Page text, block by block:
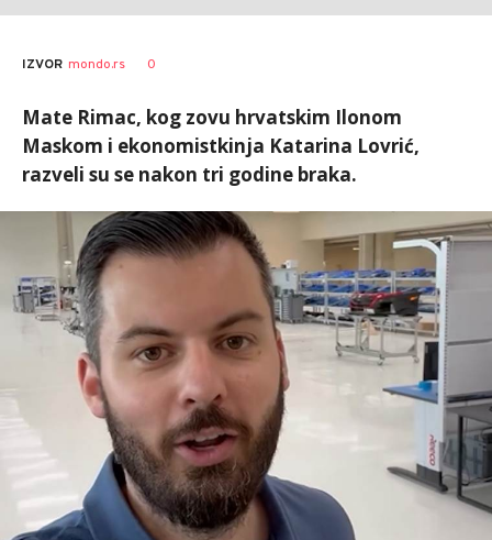
IZVOR mondo.rs 0
Mate Rimac, kog zovu hrvatskim Ilonom
Maskom i ekonomistkinja Katarina Lovrić,
razveli su se nakon tri godine braka.